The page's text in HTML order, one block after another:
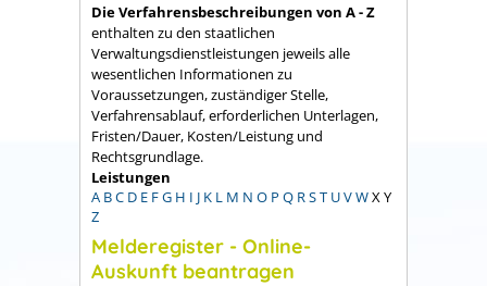
Die Verfahrensbeschreibungen von A - Z
enthalten zu den staatlichen
Verwaltungsdienstleistungen jeweils alle
wesentlichen Informationen zu
Voraussetzungen, zuständiger Stelle,
Verfahrensablauf, erforderlichen Unterlagen,
Fristen/Dauer, Kosten/Leistung und
Rechtsgrundlage.
Leistungen
A BC D E FG H I J K L M N O P Q RST UVWX Y
Z
Melderegister - Online-
Auskunft beantragen